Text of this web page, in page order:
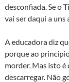
desconfiada. Se o
vai ser daqui a uns
A educadora diz
porque ao
morder. Mas isto
descarregar. Não